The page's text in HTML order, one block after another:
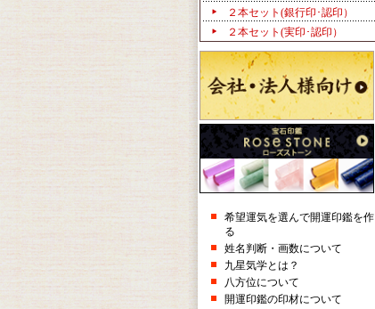
２本セット(銀行印･認印）
２本セット(実印･認印）
希望運気を選んで開運印鑑を作
る
姓名判断・画数について
九星気学とは？
八方位について
開運印鑑の印材について